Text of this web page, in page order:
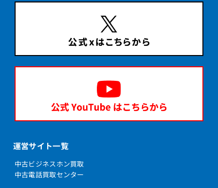
運営サイト一覧
中古ビジネスホン買取
中古電話買取センター